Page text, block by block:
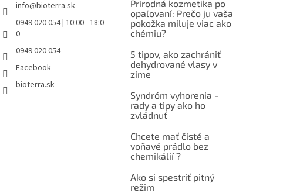
info@bioterra.sk
0949 020 054 | 10:00 - 18:0
0
0949 020 054
Facebook
bioterra.sk
Prírodná kozmetika po
opaľovaní: Prečo ju vaša
pokožka miluje viac ako
chémiu?
5 tipov, ako zachrániť
dehydrované vlasy v
zime
Syndróm vyhorenia -
rady a tipy ako ho
zvládnuť
Chcete mať čisté a
voňavé prádlo bez
chemikálií ?
Ako si spestriť pitný
režim